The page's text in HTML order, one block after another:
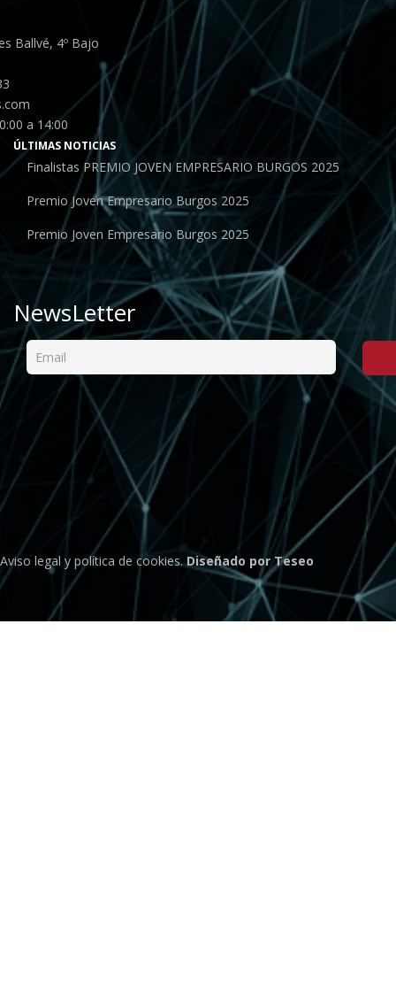
Ballvé, 4º Bajo
a 14:00
ÚLTIMAS NOTICIAS
Finalistas PREMIO JOVEN EMPRESARIO BURGOS 2025
Premio Joven Empresario Burgos 2025
Premio Joven Empresario Burgos 2025
NewsLetter
Aviso legal y política de cookies.Diseñado por Teseo